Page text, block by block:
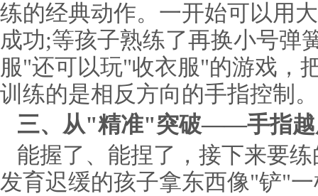
练的经典动作。一开始可以用
成功;等孩子熟练了再换小号弹
服"还可以玩"收衣服"的游戏，
训练的是相反方向的手指控制。
三、从"精准"突破——手指越
能握了、能捏了，接下来要
发育迟缓的孩子拿东西像"铲"